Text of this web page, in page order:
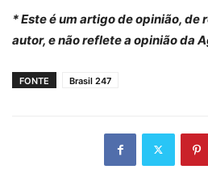
* Este é um artigo de opinião, de
autor, e não reflete a opinião da
FONTE Brasil 247